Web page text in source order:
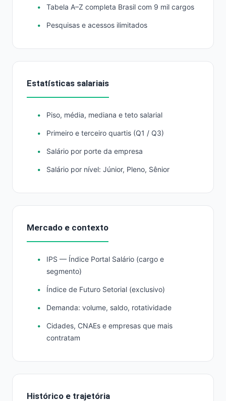
Tabela A–Z completa Brasil com 9 mil cargos
Pesquisas e acessos ilimitados
Estatísticas salariais
Piso, média, mediana e teto salarial
Primeiro e terceiro quartis (Q1 / Q3)
Salário por porte da empresa
Salário por nível: Júnior, Pleno, Sênior
Mercado e contexto
IPS — Índice Portal Salário (cargo e
segmento)
Índice de Futuro Setorial (exclusivo)
Demanda: volume, saldo, rotatividade
Cidades, CNAEs e empresas que mais
contratam
Histórico e trajetória